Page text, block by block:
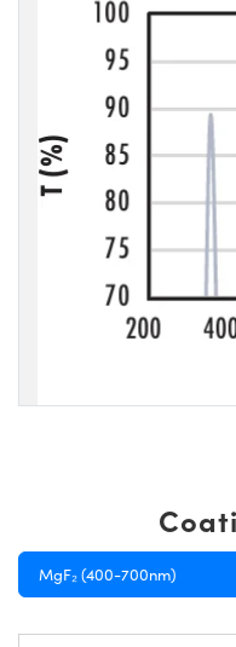
MgF₂ (400-700nm)